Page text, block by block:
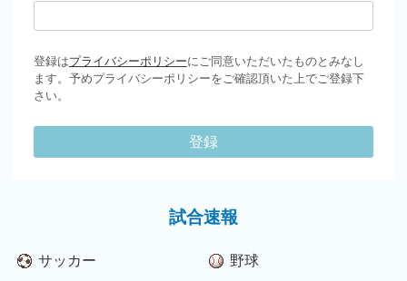
登録はプライバシーポリシーにご同意いただいたものとみなし
ます。予めプライバシーポリシーをご確認頂いた上でご登録下
さい。
登録
試合速報
サッカー 野球